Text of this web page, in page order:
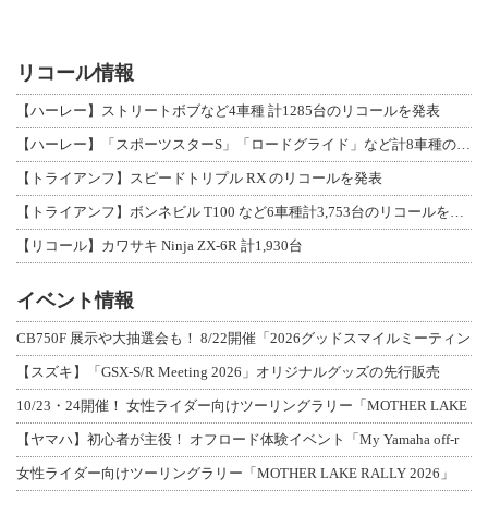
リコール情報
【ハーレー】ストリートボブなど4車種 計1285台のリコールを発表
【トライアンフ】スピードトリプル RX のリコールを発表
【リコール】カワサキ Ninja ZX-6R 計1,930台
イベント情報
CB750F 展示や大抽選会も！ 8/22開催「2026グッドスマイルミーティン
【スズキ】「GSX-S/R Meeting 2026」オリジナルグッズの先行販売
10/23・24開催！ 女性ライダー向けツーリングラリー「MOTHER LAKE
【ヤマハ】初心者が主役！ オフロード体験イベント「My Yamaha off-r
女性ライダー向けツーリングラリー「MOTHER LAKE RALLY 2026」